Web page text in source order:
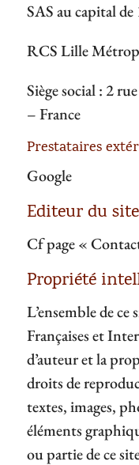
SAS au capital
RCS Lille
Siège social : 2
– France
Prestataires
Google
Editeur du site
Cf page «
Propriété
L’ensemble de ce
Françaises et
d’auteur et la
droits de
textes, images,
éléments
ou partie de ce